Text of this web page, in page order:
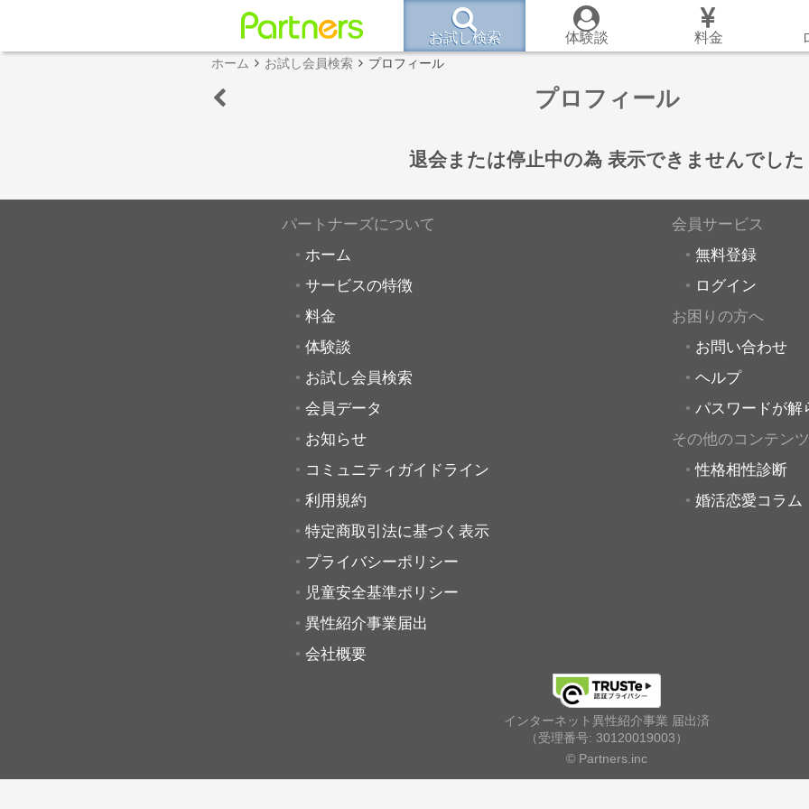
お試し検索 体験談 料金
ホーム お試し会員検索 プロフィール
プロフィール
退会または停止中の為 表示できませんでした
パートナーズについて
ホーム
サービスの特徴
料金
体験談
お試し会員検索
会員データ
お知らせ
コミュニティガイドライン
利用規約
特定商取引法に基づく表示
プライバシーポリシー
児童安全基準ポリシー
異性紹介事業届出
会社概要
会員サービス
無料登録
ログイン
お困りの方へ
お問い合わせ
ヘルプ
パスワードが解
その他のコンテンツ
性格相性診断
婚活恋愛コラム
インターネット異性紹介事業 届出済
（受理番号: 30120019003）
© Partners.inc